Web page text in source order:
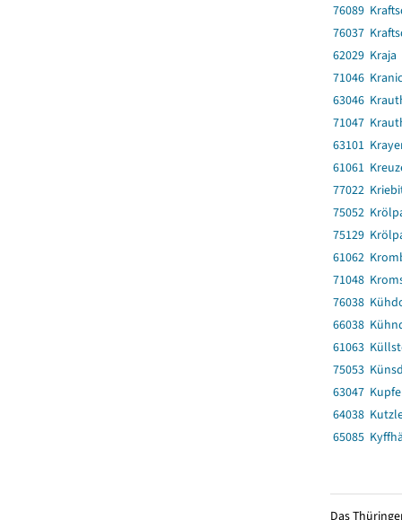
76089
76037
62029 Kraja
71046
63046
71047
63101
61061
77022
75052
75129
61062
71048
76038
66038
61063
75053
63047
64038
65085
Das